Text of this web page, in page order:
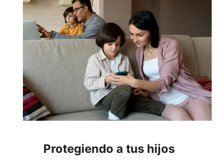
Protegiendo a tus hijos